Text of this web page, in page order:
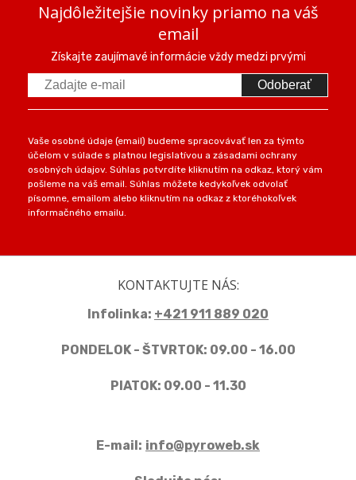
Najdôležitejšie novinky priamo na váš
email
Získajte zaujímavé informácie vždy medzi prvými
Odoberať
Vaše osobné údaje (email) budeme spracovávať len za týmto
účelom v súlade s platnou legislatívou a zásadami ochrany
osobných údajov. Súhlas potvrdíte kliknutím na odkaz, ktorý vám
pošleme na váš email. Súhlas môžete kedykoľvek odvolať
písomne, emailom alebo kliknutím na odkaz z ktoréhokoľvek
informačného emailu.
KONTAKTUJTE NÁS:
Infolinka: +421 911 889 020
PONDELOK - ŠTVRTOK: 09.00 - 16.00
PIATOK: 09.00 - 11.30
E-mail: info@pyroweb.sk